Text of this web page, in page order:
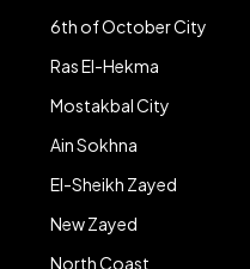
6th of October City
Ras El-Hekma
Mostakbal City
Ain Sokhna
El-Sheikh Zayed
New Zayed
North Coast